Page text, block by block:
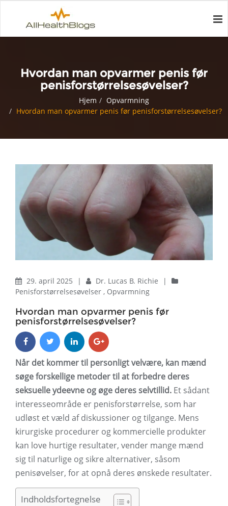
Hvordan man opvarmer penis før
penisforstørrelsesøvelser?
Hjem
Opvarmning
Hvordan man opvarmer penis før penisforstørrelsesøvelser?
29. april 2025 | Dr. Lucas B. Richie
|
Penisforstørrelsesøvelser , Opvarmning
Hvordan man opvarmer penis før
penisforstørrelsesøvelser?
Når det kommer til personligt velvære, kan mænd
søge forskellige metoder til at forbedre deres
seksuelle ydeevne og øge deres selvtillid. Et sådant
interesseområde er penisforstørrelse, som har
udløst et væld af diskussioner og tilgange. Mens
kirurgiske procedurer og kommercielle produkter
kan love hurtige resultater, vender mange mænd
sig til naturlige og sikre alternativer, såsom
penisøvelser, for at opnå deres ønskede resultater.
Indholdsfortegnelse